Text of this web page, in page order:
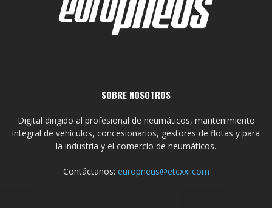
SOBRE NOSOTROS
Digital dirigido al profesional de neumáticos, mantenimiento
integral de vehículos, concesionarios, gestores de flotas y para
la industria y el comercio de neumáticos.
Contáctanos: europneus@etcxxi.com